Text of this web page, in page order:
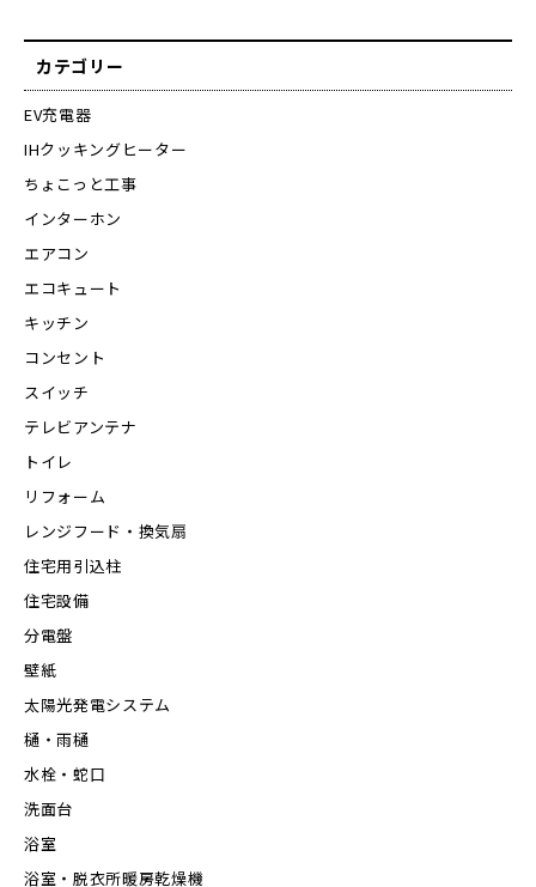
カテゴリー
EV充電器
IHクッキングヒーター
ちょこっと工事
インターホン
エアコン
エコキュート
キッチン
コンセント
スイッチ
テレビアンテナ
トイレ
リフォーム
レンジフード・換気扇
住宅用引込柱
住宅設備
分電盤
壁紙
太陽光発電システム
樋・雨樋
水栓・蛇口
洗面台
浴室
浴室・脱衣所暖房乾燥機